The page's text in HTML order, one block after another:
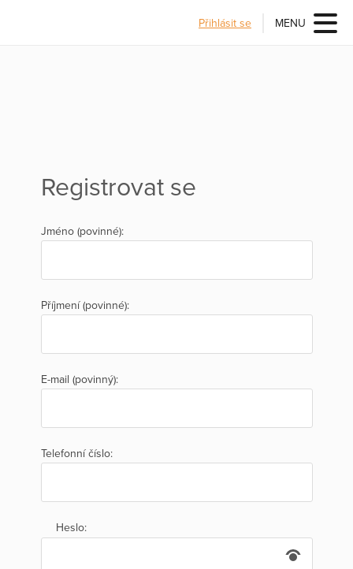
Přihlásit se MENU
Registrovat se
Jméno (povinné):
Příjmení (povinné):
E-mail (povinný):
Telefonní číslo:
Heslo: